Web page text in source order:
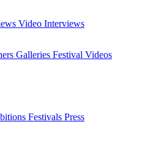
Video Interviews
Galleries Festival Videos
Festivals Press